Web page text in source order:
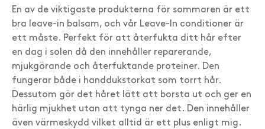
En av de viktigaste produkterna för sommaren är ett
bra leave-in balsam, och vår Leave-In conditioner är
ett måste. Perfekt för att återfukta ditt hår efter
en dag i solen då den innehåller reparerande,
mjukgörande och återfuktande proteiner. Den
fungerar både i handdukstorkat som torrt hår.
Dessutom gör det håret lätt att borsta ut och ger en
härlig mjukhet utan att tynga ner det. Den innehåller
även värmeskydd vilket alltid är ett plus enligt mig.